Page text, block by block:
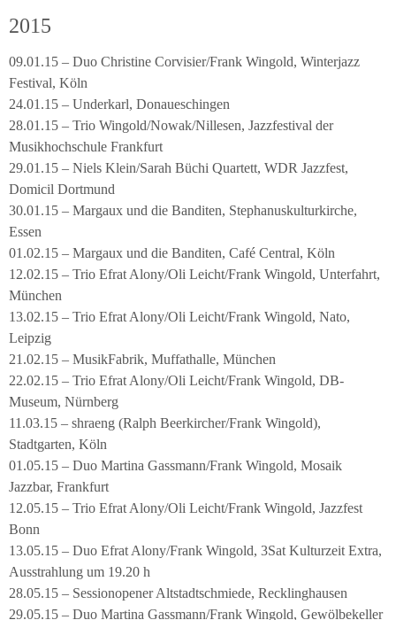
2015
09.01.15 – Duo Christine Corvisier/Frank Wingold, Winterjazz
Festival, Köln
24.01.15 – Underkarl, Donaueschingen
28.01.15 – Trio Wingold/Nowak/Nillesen, Jazzfestival der
Musikhochschule Frankfurt
29.01.15 – Niels Klein/Sarah Büchi Quartett, WDR Jazzfest,
Domicil Dortmund
30.01.15 – Margaux und die Banditen, Stephanuskulturkirche,
Essen
01.02.15 – Margaux und die Banditen, Café Central, Köln
12.02.15 – Trio Efrat Alony/Oli Leicht/Frank Wingold, Unterfahrt,
München
13.02.15 – Trio Efrat Alony/Oli Leicht/Frank Wingold, Nato,
Leipzig
21.02.15 – MusikFabrik, Muffathalle, München
22.02.15 – Trio Efrat Alony/Oli Leicht/Frank Wingold, DB-
Museum, Nürnberg
11.03.15 – shraeng (Ralph Beerkircher/Frank Wingold),
Stadtgarten, Köln
01.05.15 – Duo Martina Gassmann/Frank Wingold, Mosaik
Jazzbar, Frankfurt
12.05.15 – Trio Efrat Alony/Oli Leicht/Frank Wingold, Jazzfest
Bonn
13.05.15 – Duo Efrat Alony/Frank Wingold, 3Sat Kulturzeit Extra,
Ausstrahlung um 19.20 h
28.05.15 – Sessionopener Altstadtschmiede, Recklinghausen
29.05.15 – Duo Martina Gassmann/Frank Wingold, Gewölbekeller